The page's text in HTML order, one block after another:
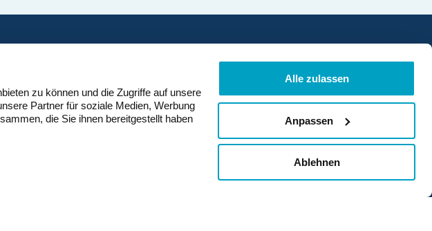
zu können und die Zugriffe auf unsere
Partner für soziale Medien, Werbung
die Sie ihnen bereitgestellt haben
Alle zulassen
Anpassen
Ablehnen
vom Verwaltungsgericht
gutgeheissen. Damit wurde der
Nutzungsplan mit Baubewilligung
vollumfänglich bestätigt.
Mitglied werden
Datenschutz
Impressum